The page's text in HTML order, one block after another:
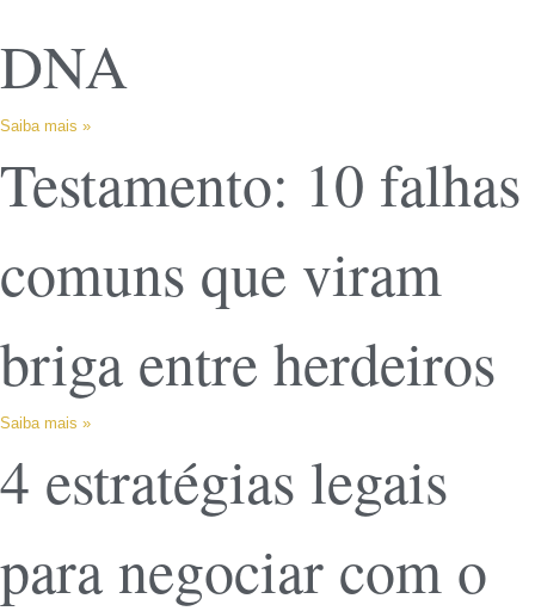
DNA
Saiba mais »
Testamento: 10 falhas
comuns que viram
briga entre herdeiros
Saiba mais »
4 estratégias legais
para negociar com o